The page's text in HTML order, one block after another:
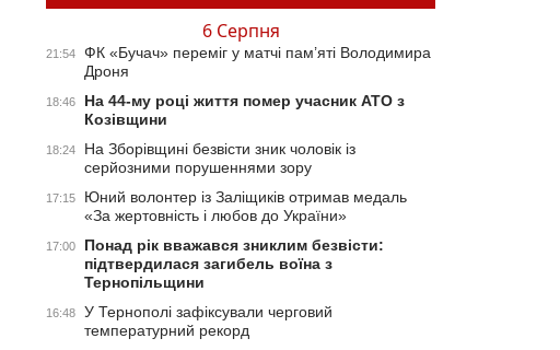
6 Серпня
21:54
ФК «Бучач» переміг у матчі пам’яті Володимира
Дроня
18:46
На 44-му році життя помер учасник АТО з
Козівщини
18:24
На Зборівщині безвісти зник чоловік із
серйозними порушеннями зору
17:15
Юний волонтер із Заліщиків отримав медаль
«За жертовність і любов до України»
17:00
Понад рік вважався зниклим безвісти:
підтвердилася загибель воїна з
Тернопільщини
16:48
У Тернополі зафіксували черговий
температурний рекорд